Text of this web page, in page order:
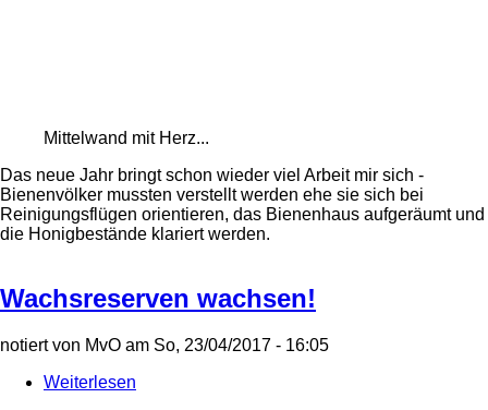
Mittelwand mit Herz...
Das neue Jahr bringt schon wieder viel Arbeit mir sich -
Bienenvölker mussten verstellt werden ehe sie sich bei
Reinigungsflügen orientieren, das Bienenhaus aufgeräumt und
die Honigbestände klariert werden.
Wachsreserven wachsen!
notiert von MvO am So, 23/04/2017 - 16:05
Weiterlesen